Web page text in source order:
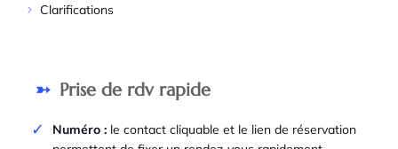
Clarifications
Prise de rdv rapide
Numéro : le contact cliquable et le lien de réservation